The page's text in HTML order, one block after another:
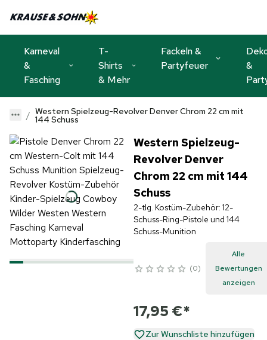
Karneval
&
Fasching
T-
Shirts
& Mehr
Fackeln &
Partyfeuer
&
Western Spielzeug-Revolver Denver Chrom 22 cm mit
144 Schuss
Western Spielzeug-
Revolver Denver
Chrom 22 cm mit 144
Schuss
2-tlg. Kostüm-Zubehör: 12-
Schuss-Ring-Pistole und 144
Schuss-Munition
0
Alle
Bewertungen
anzeigen
17,95 €*
Zur Wunschliste hinzufügen